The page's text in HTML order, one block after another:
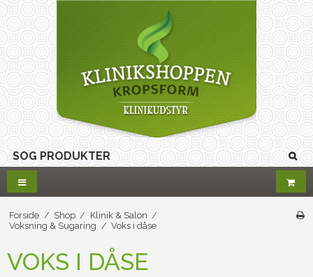
Forside / Shop / Klinik & Salon /
Voksning & Sugaring / Voks i dåse
VOKS I DÅSE